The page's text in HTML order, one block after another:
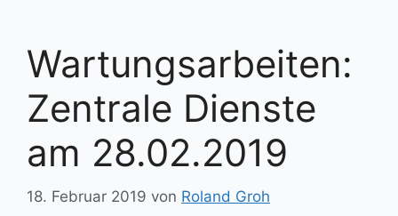
Wartungsarbeiten:
Zentrale Dienste
am 28.02.2019
18. Februar 2019 von Roland Groh